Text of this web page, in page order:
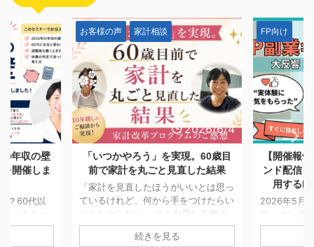
2026/6/4
。60歳目
した結果
つけたらい
せない方は
FP向け
2026/5/28
【開催報告】日本FP協会オンデマ
ンド配信「副業としてFP資格を活
用するFPキャリアセミナー」
2026年5月7日〜5月25日までの期間
中、オンデマンド配信にてお届けして
おりました「副業としてFP資格を活
用するFPキャリアセミナー」の配信
続きを見る
お客様の声
「一生モ
つける。
も消えな
「将来のお
AIでの試算